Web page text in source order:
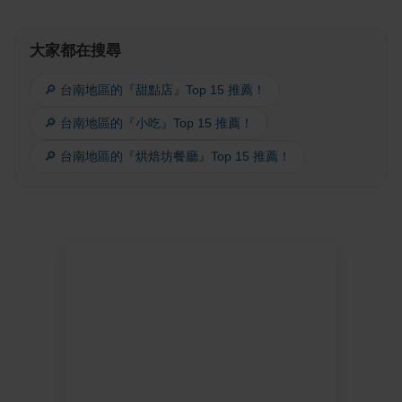
大家都在搜尋
🔎 台南地區的『甜點店』Top 15 推薦！
🔎 台南地區的『小吃』Top 15 推薦！
🔎 台南地區的『烘焙坊餐廳』Top 15 推薦！